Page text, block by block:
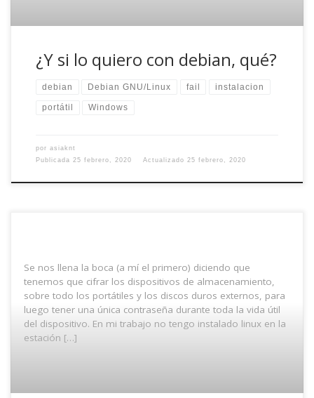
¿Y si lo quiero con debian, qué?
debian Debian GNU/Linux fail instalacion
portátil Windows
por asiaknt
Publicada 25 febrero, 2020 Actualizado 25 febrero, 2020
Se nos llena la boca (a mí el primero) diciendo que
tenemos que cifrar los dispositivos de almacenamiento,
sobre todo los portátiles y los discos duros externos, para
luego tener una única contraseña durante toda la vida útil
del dispositivo. En mi trabajo no tengo instalado linux en la
estación […]